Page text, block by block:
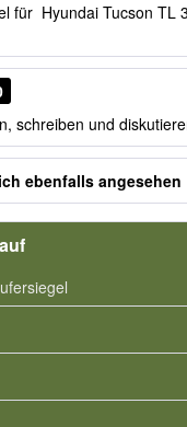
für Hyundai Tucson TL
schreiben und
ebenfalls angesehen